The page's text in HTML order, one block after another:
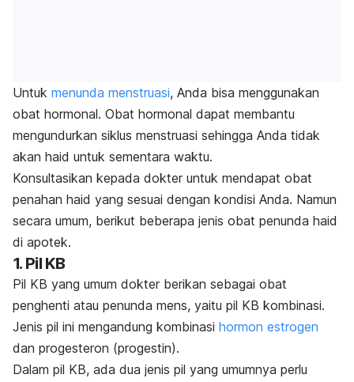
Untuk menunda menstruasi, Anda bisa menggunakan
obat hormonal. Obat hormonal dapat membantu
mengundurkan siklus menstruasi sehingga Anda tidak
akan haid untuk sementara waktu.
Konsultasikan kepada dokter untuk mendapat obat
penahan haid yang sesuai dengan kondisi Anda. Namun
secara umum, berikut beberapa jenis obat penunda haid
di apotek.
1. Pil KB
Pil KB yang umum dokter berikan sebagai obat
penghenti atau penunda mens, yaitu pil KB kombinasi.
Jenis pil ini mengandung kombinasi hormon estrogen
dan progesteron (progestin).
Dalam pil KB, ada dua jenis pil yang umumnya perlu